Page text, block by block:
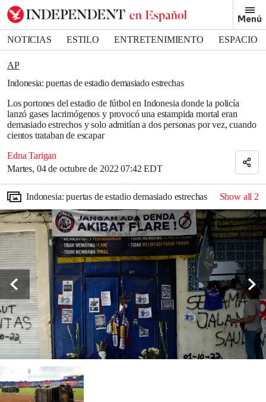
Menú
NOTICIAS ESTILO ENTRETENIMIENTO
ESPACIO
DEPORTES
AP
Indonesia: puertas de estadio demasiado estrechas
Los portones del estadio de fútbol en Indonesia donde la policía
lanzó gases lacrimógenos y provocó una estampida mortal eran
demasiado estrechos y solo admitían a dos personas por vez, cuando
cientos trataban de escapar
Edna Tarigan
Martes, 04 de octubre de 2022 07:42 EDT
Bookmark popover
Removed from bookmarks
Close popover
Indonesia: puertas de estadio demasiado estrechas Show all 2